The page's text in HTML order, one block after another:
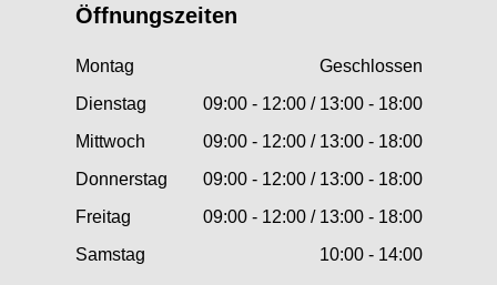
Öffnungszeiten
Montag
Geschlossen
Dienstag
09:00 - 12:00 / 13:00 - 18:00
Mittwoch
09:00 - 12:00 / 13:00 - 18:00
Donnerstag
09:00 - 12:00 / 13:00 - 18:00
Freitag
09:00 - 12:00 / 13:00 - 18:00
Samstag
10:00 - 14:00